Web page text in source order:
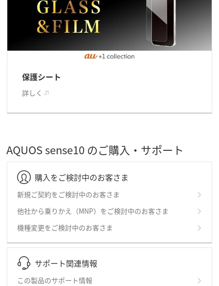
保護シート
詳しく
AQUOS sense10 のご購入・サポート
購入をご検討中のお客さま
新規ご契約をご検討中のお客さま
他社から乗りかえ（MNP）をご検討中のお客さま
機種変更をご検討中のお客さま
サポート関連情報
この製品のサポート情報